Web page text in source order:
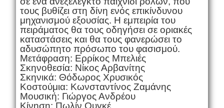
τους βυθίζει στη δίνη ενός επικίνδυνου
μηχανισμού εξουσίας. Η εμπειρία του
πειράματος θα τους οδηγήσει σε οριακές
καταστάσεις και θα τους φανερώσει το
αδυσώπητο πρόσωπο του φασισμού.
Μετάφραση: Ερρίκος Μπελιές
Σκηνοθεσία: Νίκος Αρβανίτης
Σκηνικά: Θόδωρος Χρυσικός
Κοστούμια: Κωνσταντίνος Ζαμάνης
Μουσική: Γιώργος Ανδρέου